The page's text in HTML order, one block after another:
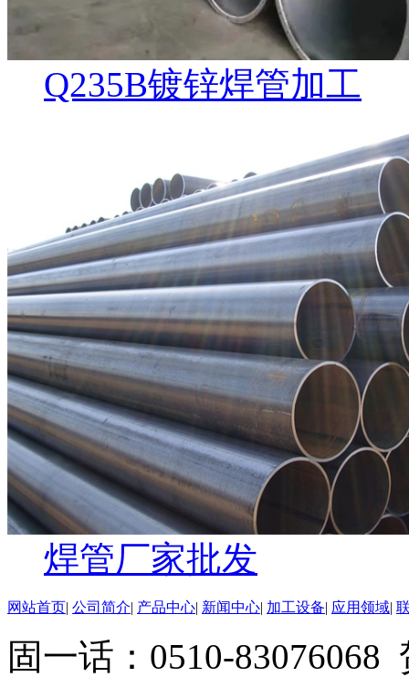
Q235B镀锌焊管加工
焊管厂家批发
网站首页| 公司简介| 产品中心| 新闻中心| 加工设备| 应用领域|
固一话：0510-